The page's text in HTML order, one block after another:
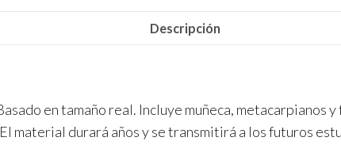
Descripción
en tamaño real. Incluye muñeca, metacarpianos y
material durará años y se transmitirá a los futuros